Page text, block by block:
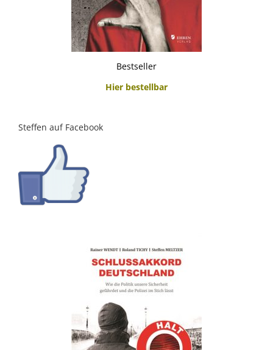
Bestseller
Hier bestellbar
Steffen auf Facebook